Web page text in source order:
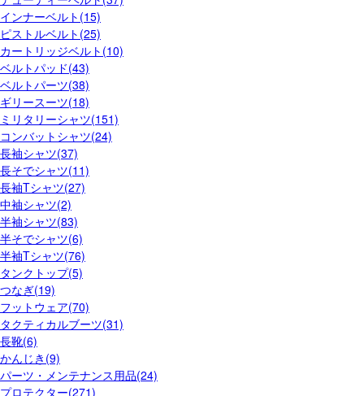
インナーベルト(15)
ピストルベルト(25)
カートリッジベルト(10)
ベルトパッド(43)
ベルトパーツ(38)
ギリースーツ(18)
ミリタリーシャツ(151)
コンバットシャツ(24)
長袖シャツ(37)
長そでシャツ(11)
長袖Tシャツ(27)
中袖シャツ(2)
半袖シャツ(83)
半そでシャツ(6)
半袖Tシャツ(76)
タンクトップ(5)
つなぎ(19)
フットウェア(70)
タクティカルブーツ(31)
長靴(6)
かんじき(9)
パーツ・メンテナンス用品(24)
プロテクター(271)